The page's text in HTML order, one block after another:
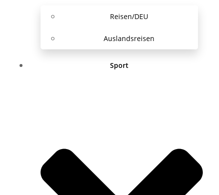
Reisen/DEU
Auslandsreisen
Sport